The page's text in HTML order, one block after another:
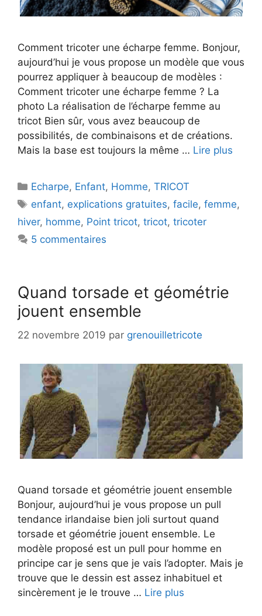
Comment tricoter une écharpe femme. Bonjour,
aujourd’hui je vous propose un modèle que vous
pourrez appliquer à beaucoup de modèles :
Comment tricoter une écharpe femme ? La
photo La réalisation de l’écharpe femme au
tricot Bien sûr, vous avez beaucoup de
possibilités, de combinaisons et de créations.
Mais la base est toujours la même … Lire plus
Catégories
Echarpe, Enfant, Homme,TRICOT
Étiquettes
enfant, explications gratuites,facile,femme,
hiver, homme, Point tricot, tricot, tricoter
5 commentaires
Quand torsade et géométrie
jouent ensemble
22 novembre 2019 par grenouilletricote
Quand torsade et géométrie jouent ensemble
Bonjour, aujourd’hui je vous propose un pull
tendance irlandaise bien joli surtout quand
torsade et géométrie jouent ensemble. Le
modèle proposé est un pull pour homme en
principe car je sens que je vais l’adopter. Mais je
trouve que le dessin est assez inhabituel et
sincèrement je le trouve … Lire plus